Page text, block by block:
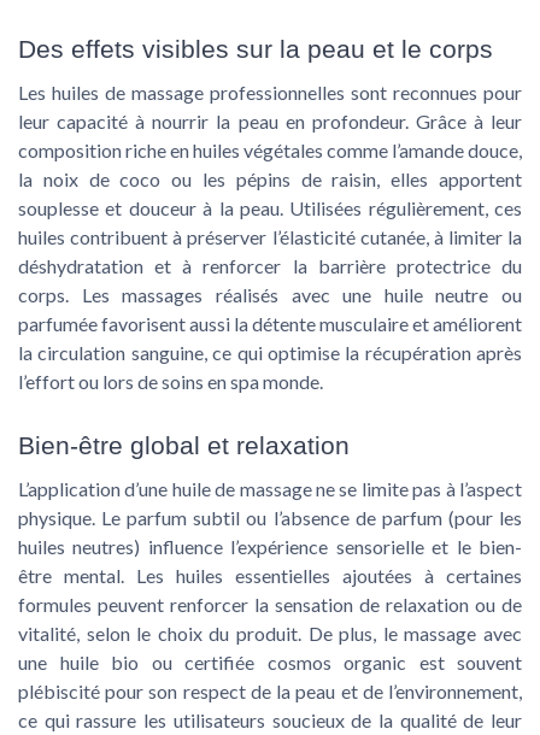
Des effets visibles sur la peau et le corps
Les huiles de massage professionnelles sont reconnues pour
leur capacité à nourrir la peau en profondeur. Grâce à leur
composition riche en huiles végétales comme l’amande douce,
la noix de coco ou les pépins de raisin, elles apportent
souplesse et douceur à la peau. Utilisées régulièrement, ces
huiles contribuent à préserver l’élasticité cutanée, à limiter la
déshydratation et à renforcer la barrière protectrice du
corps. Les massages réalisés avec une huile neutre ou
parfumée favorisent aussi la détente musculaire et améliorent
la circulation sanguine, ce qui optimise la récupération après
l’effort ou lors de soins en spa monde.
Bien-être global et relaxation
L’application d’une huile de massage ne se limite pas à l’aspect
physique. Le parfum subtil ou l’absence de parfum (pour les
huiles neutres) influence l’expérience sensorielle et le bien-
être mental. Les huiles essentielles ajoutées à certaines
formules peuvent renforcer la sensation de relaxation ou de
vitalité, selon le choix du produit. De plus, le massage avec
une huile bio ou certifiée cosmos organic est souvent
plébiscité pour son respect de la peau et de l’environnement,
ce qui rassure les utilisateurs soucieux de la qualité de leur